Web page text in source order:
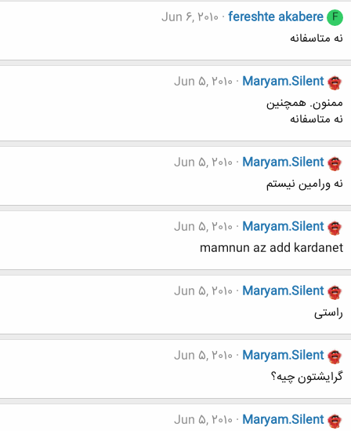
F
fereshte akabere
Jun 6, 2010
نه متاسفانه
Maryam.Silent
Jun 5, 2010
ممنون. همچنین
نه متاسفانه
Maryam.Silent
Jun 5, 2010
نه ورامین نیستم
Maryam.Silent
Jun 5, 2010
mamnun az add kardanet
Maryam.Silent
Jun 5, 2010
راستی
Maryam.Silent
Jun 5, 2010
گرایشتون چیه؟
Maryam.Silent
Jun 5, 2010